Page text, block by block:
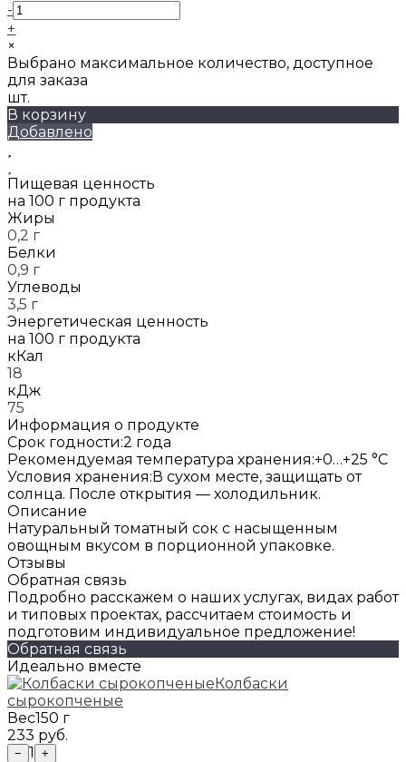
-
+
×
Выбрано максимальное количество, доступное
для заказа
шт.
В корзину
Добавлено
Пищевая ценность
на 100 г продукта
Жиры
0,2 г
Белки
0,9 г
Углеводы
3,5 г
Энергетическая ценность
на 100 г продукта
кКал
18
кДж
75
Информация о продукте
Срок годности:2 года
Рекомендуемая температура хранения:+0…+25 °C
Условия хранения:В сухом месте, защищать от
солнца. После открытия — холодильник.
Описание
Натуральный томатный сок с насыщенным
овощным вкусом в порционной упаковке.
Отзывы
Обратная связь
Подробно расскажем о наших услугах, видах работ
и типовых проектах, рассчитаем стоимость и
подготовим индивидуальное предложение!
Обратная связь
Идеально вместе
Колбаски
сырокопченые
Вес150 г
233 руб.
− 1 +